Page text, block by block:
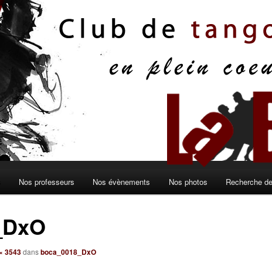
Nos professeurs Nos évènements Nos photos Recherche
3543dansboca_0018_DxO